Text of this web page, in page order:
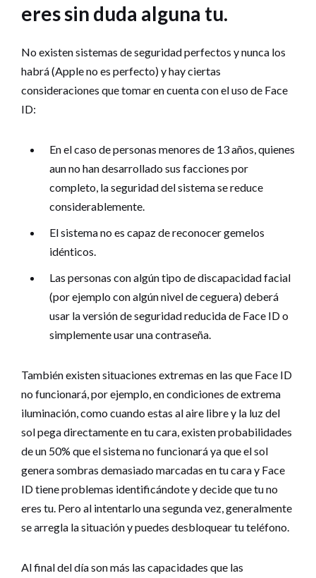
eres sin duda alguna tu.
No existen sistemas de seguridad perfectos y nunca los
habrá (Apple no es perfecto) y hay ciertas
consideraciones que tomar en cuenta con el uso de Face
ID:
En el caso de personas menores de 13 años, quienes
aun no han desarrollado sus facciones por
completo, la seguridad del sistema se reduce
considerablemente.
El sistema no es capaz de reconocer gemelos
idénticos.
Las personas con algún tipo de discapacidad facial
(por ejemplo con algún nivel de ceguera) deberá
usar la versión de seguridad reducida de Face ID o
simplemente usar una contraseña.
También existen situaciones extremas en las que Face ID
no funcionará, por ejemplo, en condiciones de extrema
iluminación, como cuando estas al aire libre y la luz del
sol pega directamente en tu cara, existen probabilidades
de un 50% que el sistema no funcionará ya que el sol
genera sombras demasiado marcadas en tu cara y Face
ID tiene problemas identificándote y decide que tu no
eres tu. Pero al intentarlo una segunda vez, generalmente
se arregla la situación y puedes desbloquear tu teléfono.
Al final del día son más las capacidades que las